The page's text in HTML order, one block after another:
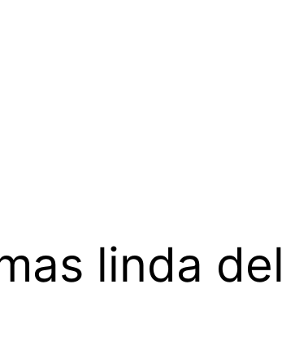
linda del